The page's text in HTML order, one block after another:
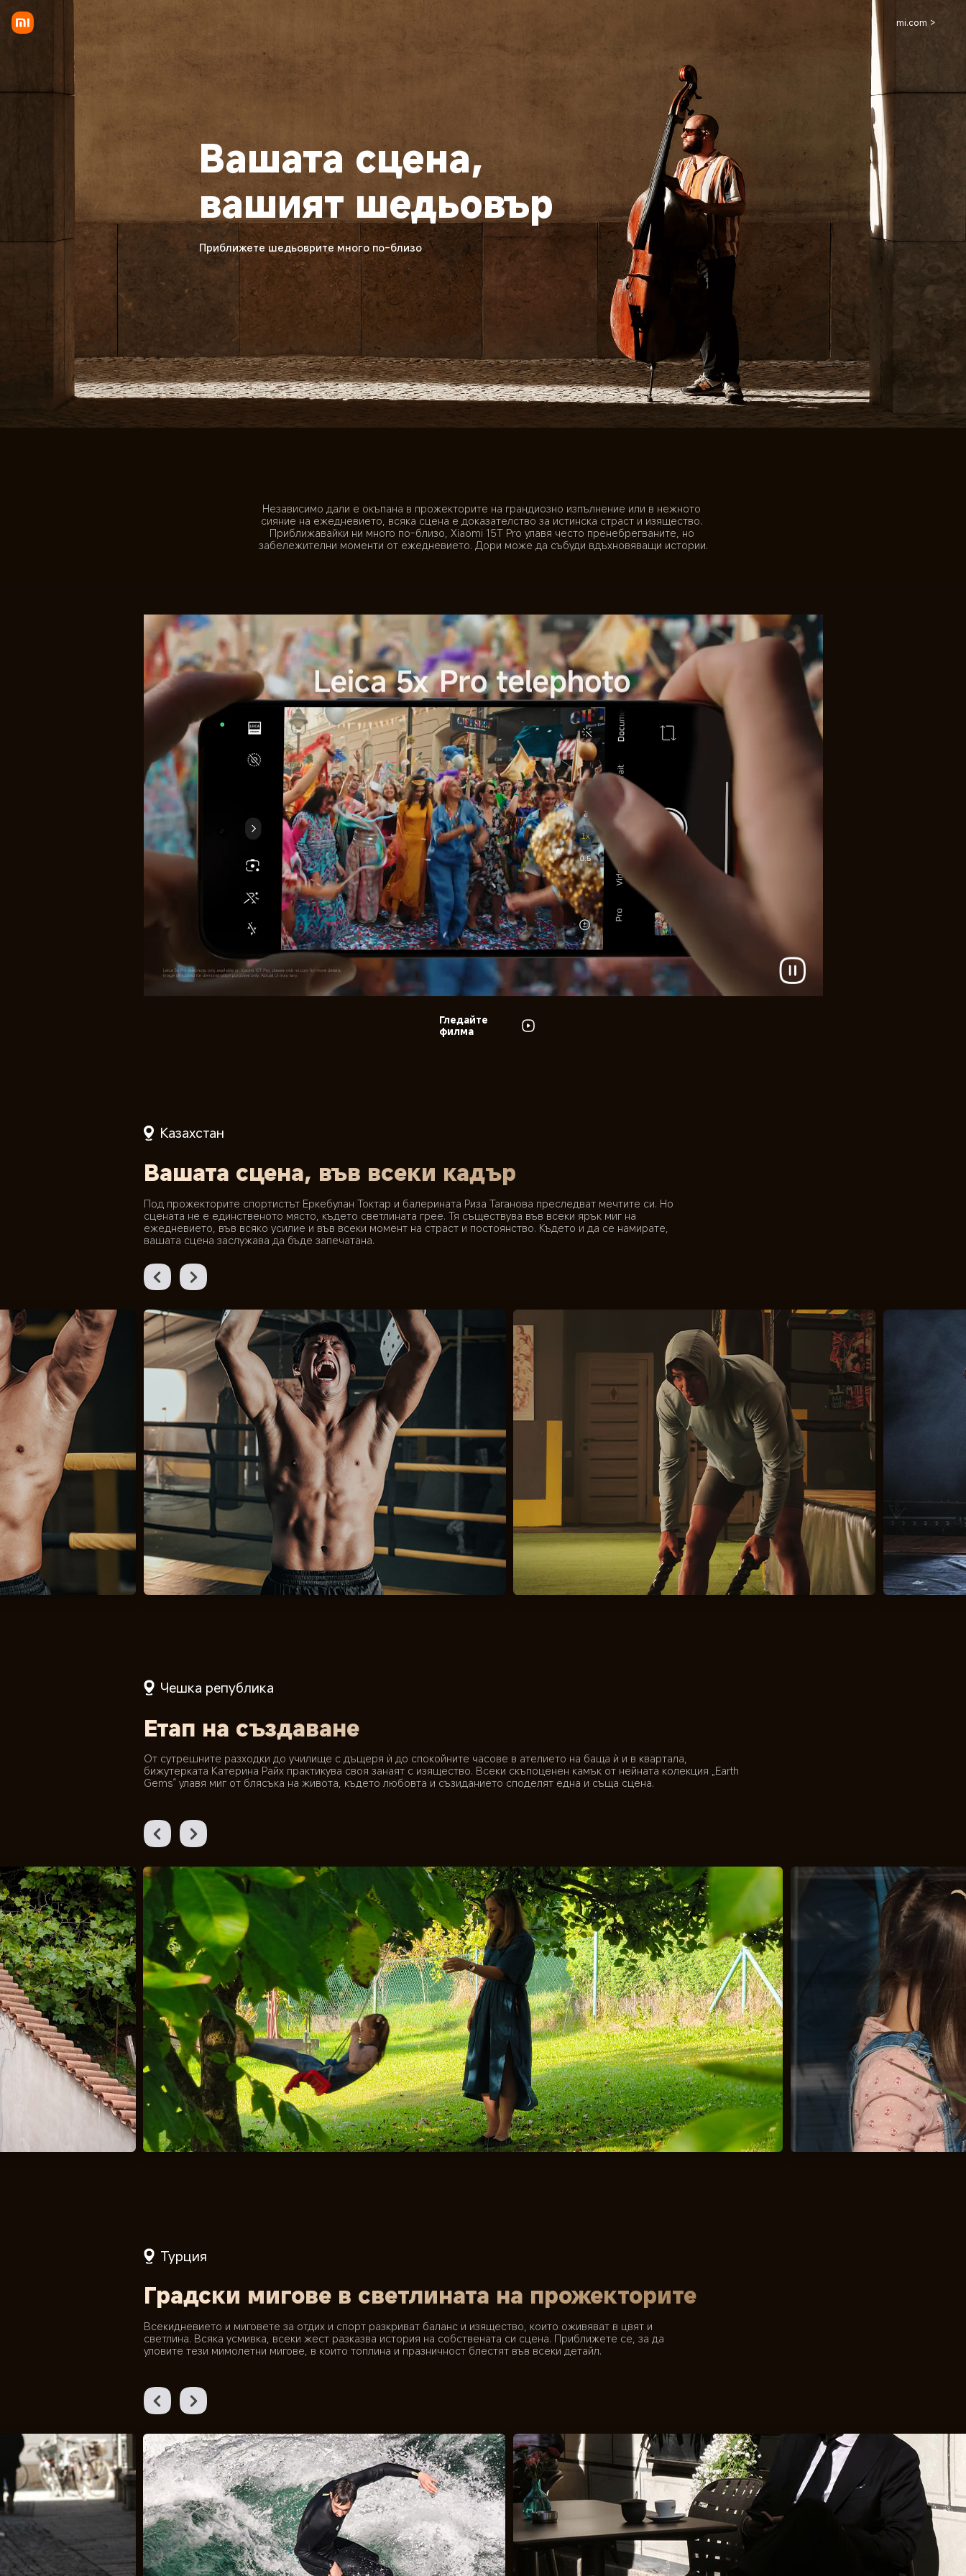
mi.com >
Вашата сцена,
вашият шедьовър
Приближете шедьоврите много по-близо
Независимо дали е окъпана в прожекторите на грандиозно изпълнение или в нежното
сияние на ежедневието, всяка сцена е доказателство за истинска страст и изящество.
Приближавайки ни много по-близо, Xiaomi 15T Pro улавя често пренебрегваните, но
забележителни моменти от ежедневието. Дори може да събуди вдъхновяващи истории.
Гледайте
филма
Казахстан
Вашата сцена, във всеки кадър
Под прожекторите спортистът Еркебулан Токтар и балерината Риза Таганова преследват мечтите си. Но
сцената не е единственото място, където светлината грее. Тя съществува във всеки ярък миг на
ежедневието, във всяко усилие и във всеки момент на страст и постоянство. Където и да се намирате,
вашата сцена заслужава да бъде запечатана.
Чешка република
Етап на създаване
От сутрешните разходки до училище с дъщеря ѝ до спокойните часове в ателието на баща ѝ и в квартала,
бижутерката Катерина Райх практикува своя занаят с изящество. Всеки скъпоценен камък от нейната колекция „Earth
Gems“ улавя миг от блясъка на живота, където любовта и съзиданието споделят една и съща сцена.
Турция
Градски мигове в светлината на прожекторите
Всекидневието и миговете за отдих и спорт разкриват баланс и изящество, които оживяват в цвят и
светлина. Всяка усмивка, всеки жест разказва история на собствената си сцена. Приближете се, за да
уловите тези мимолетни мигове, в които топлина и празничност блестят във всеки детайл.